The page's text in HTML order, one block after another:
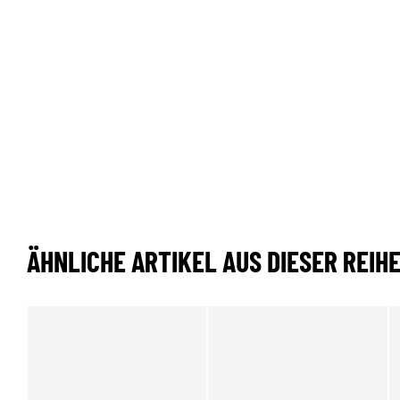
ÄHNLICHE ARTIKEL AUS DIESER REIHE